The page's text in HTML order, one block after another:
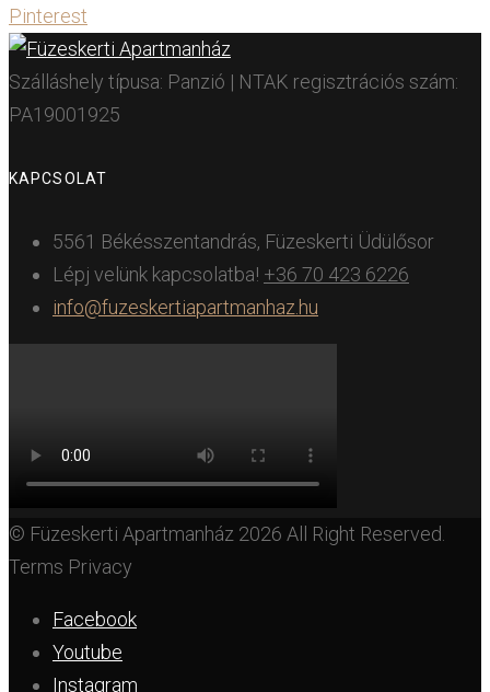
Pinterest
Szálláshely típusa: Panzió | NTAK regisztrációs szám:
PA19001925
KAPCSOLAT
5561 Békésszentandrás, Füzeskerti Üdülősor
Lépj velünk kapcsolatba! +36 70 423 6226
info@fuzeskertiapartmanhaz.hu
© Füzeskerti Apartmanház 2026 All Right Reserved.
Terms Privacy
Facebook
Youtube
Instagram